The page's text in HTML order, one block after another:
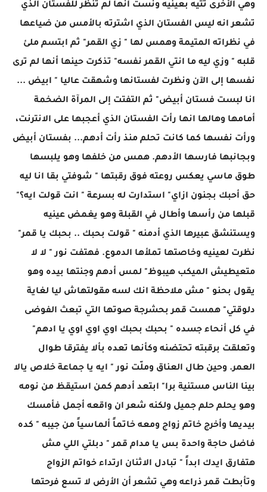
وهي الأخرى تتيه بعينيه ونست أنها لم تنظر للفستان الذي
تشعر انه ليس الفستان الذي اشترته بالأمس من ضياعها
في نظراته المتيمة وهمس لها " زي القمر" ثم ابتسم ملئ
قلبه " وزي ليه ما انتي القمر نفسه" تذكرت حينها أنها لم ترى
نفسها إلى الآن ونظرت لفستانها وشهقت عاليا " ابيض ...
انا لبست فستان أبيض" ثم التفتت إلى المرآة الضخمة
أمامها وهالها انها رأت الفستان الذي أعجبها على الانترنت،
ورأت نفسها كما كانت تحلم منذ رأت أدهم... بفستان أبيض
وبجانبها فارسها الأدهم. همس من خلفها وهو يلبسها
طوق ماسي يعكس روعته فوق رقبتها " شوفتي بقا انا ليه
حق أحبك بجنون ازاي" استدارت له بسرعة " انت قولت ايه؟"
قبلها من رأسها وأطال في القبلة وهو يغمض عينيه
ويستنشق عبيرها الذي أدمنه " قولت بحبك .. بحبك يا قمر"
نظرت لعينيه وخاصتها تملأها الدموع. فهتفت نور " لا لا
متعيطيش الميكب هيبوظ" لمس أدهم وجنتها بيده وهو
يقول بحنو " مش ملاحظة انك لسه مقولتهاش ليا لغاية
دلوقتي" همست قمر بحشرجة صوتها التي تبعث الفوضى
في كل أنحاء جسده " بحبك بحبك اوي اوي اوي يا ادهم"
وتعلقت برقبته تحتضنه وكأنها تعده بألا يفترقا طوال
العمر. وحين طال العناق وملّت نور " ايه يا جماعة خلاص يالا
بينا الناس مستنية برا" ابتعد أدهم كمن استيقظ من نومه
وهو يحلم حلم جميل ولكنه شعر ان واقعه أجمل فأمسك
بيديها وأخرج خاتم زواج ومعه خاتماً ألماسياً من جيبه " كده
فاضل حاجة واحدة بس يا مدام قمر " دبلتي اللي مش
هتفارق ايدك ابداً " تبادل الاثنان ارتداء خواتم الزواج
وتأبطت قمر ذراعه وهي تشعر أن الأرض لا تسع فرحتها